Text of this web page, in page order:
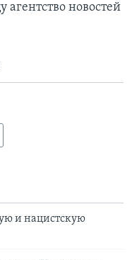
агентство новостей
и нацистскую